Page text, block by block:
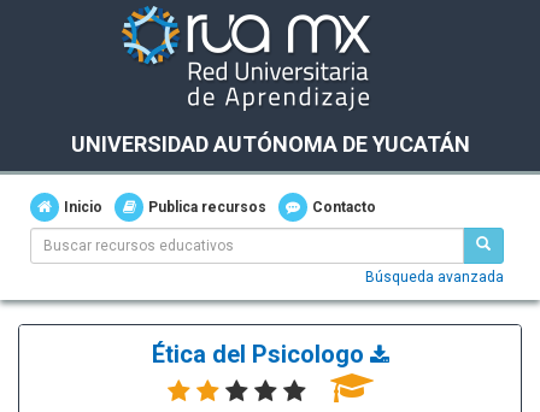
UNIVERSIDAD AUTÓNOMA DE YUCATÁN
Inicio Publica recursos Contacto
Búsqueda avanzada
Ética del Psicologo